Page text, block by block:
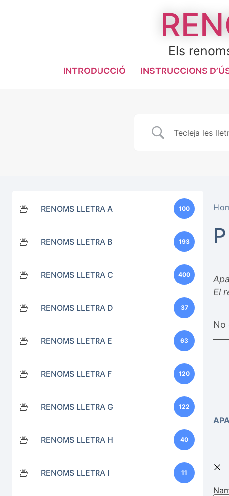
Els
INTRODUCCIÓ INSTRUCCIONS
RENOMS LLETRA A 100
RENOMS LLETRA B 193
RENOMS LLETRA C 400
RENOMS LLETRA D 37
RENOMS LLETRA E 63
RENOMS LLETRA F 120
RENOMS LLETRA G 122
RENOMS LLETRA H 40
RENOMS LLETRA I 11
El
No